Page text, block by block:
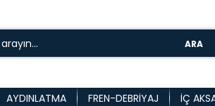
ARA
AYDINLATMA FREN-DEBRIYAJ İÇ